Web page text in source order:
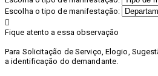
Escolha o tipo de manifestação:
Fique atento a essa observação
Para Solicitação de Serviço, Elogio,
a identificação do demandante.